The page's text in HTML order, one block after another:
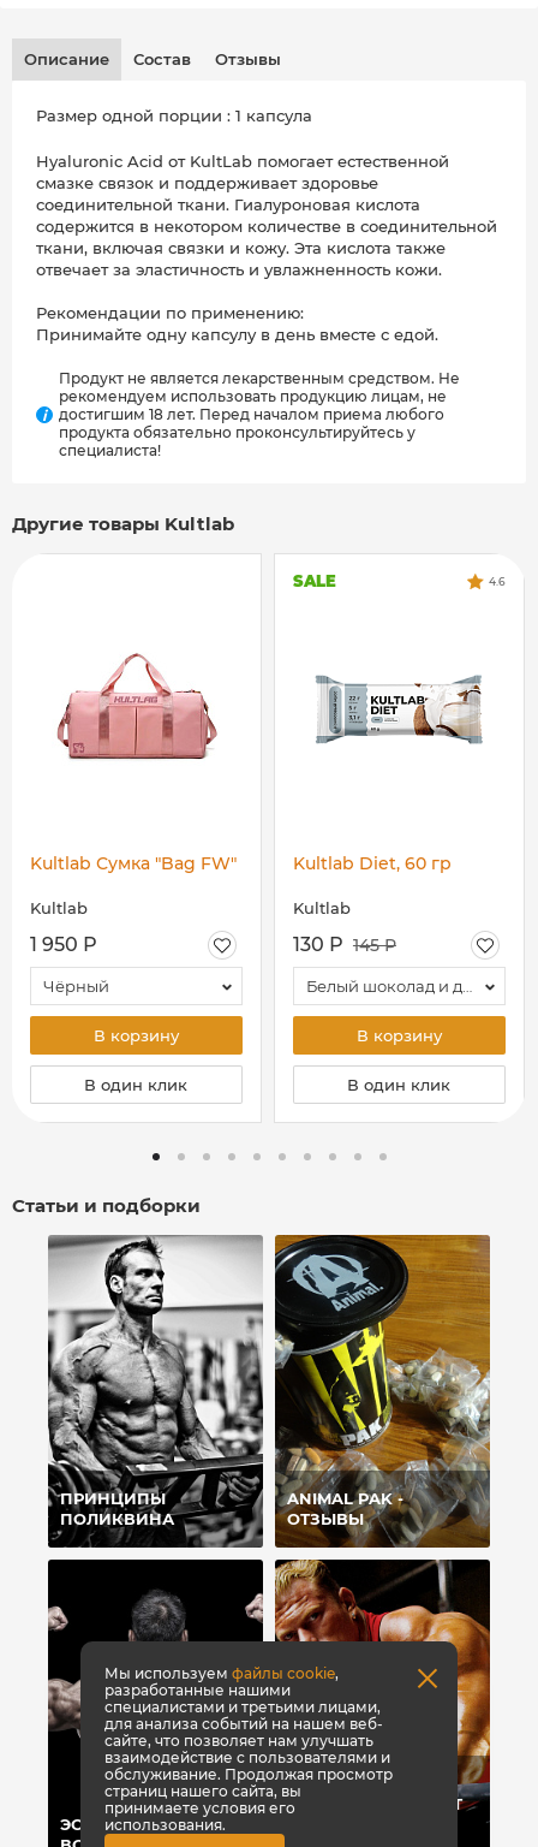
Описание Состав Отзывы
Размер одной порции : 1 капсула
Hyaluronic Acid от KultLab помогает естественной
смазке связок и поддерживает здоровье
соединительной ткани. Гиалуроновая кислота
содержится в некотором количестве в соединительной
ткани, включая связки и кожу. Эта кислота также
отвечает за эластичность и увлажненность кожи.
Рекомендации по применению:
Принимайте одну капсулу в день вместе с едой.
i
Продукт не является лекарственным средством. Не
рекомендуем использовать продукцию лицам, не
достигшим 18 лет. Перед началом приема любого
продукта обязательно проконсультируйтесь у
специалиста!
Другие товары Kultlab
Kultlab Сумка "Bag FW"
Kultlab
1 950 Р
Чёрный
В корзину
В один клик
Kultlab Diet, 60 гр
Kultlab
SALE 4.6
130 Р 145 Р
В корзину
В один клик
Статьи и подборки
ПРИНЦИПЫ
ПОЛИКВИНА
ANIMAL PAK -
ОТЗЫВЫ
ЭСТЕТИКА ПРЕЖДЕ
ТОП-8 СПОСОБОВ,
КОТОРЫЕ ПОМОГУТ
Мы используемфайлы cookie,
разработанные нашими
специалистами и третьими лицами,
для анализа событий на нашем веб-
сайте, что позволяет нам улучшать
взаимодействие с пользователями и
обслуживание. Продолжая просмотр
страниц нашего сайта, вы
принимаете условия его
использования.